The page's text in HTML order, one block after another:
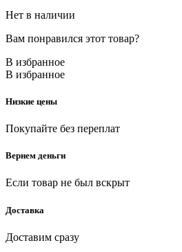
Нет в наличии
Вам понравился этот товар?
В избранное
В избранное
Низкие цены
Покупайте без переплат
Вернем деньги
Если товар не был вскрыт
Доставка
Доставим сразу